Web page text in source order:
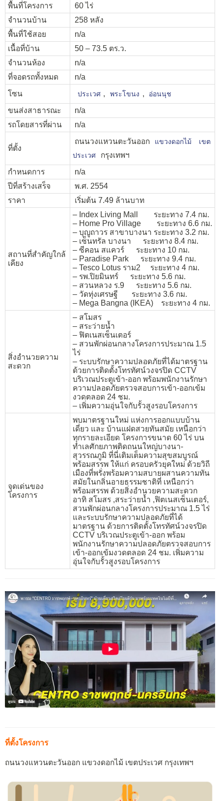
พื้นที่โครงการ
60 ไร่
จำนวนบ้าน
258 หลัง
พื้นที่ใช้สอย
n/a
เนื้อที่บ้าน
50 – 73.5 ตร.ว.
จำนวนห้อง
n/a
ที่จอดรถทั้งหมด
n/a
โซน
ประเวศ , พระโขนง , อ่อนนุช
ขนส่งสาธารณะ
n/a
รถโดยสารที่ผ่าน
n/a
ที่ตั้ง
ถนนวงแหวนตะวันออก แขวงดอกไม้
เขต
ประเวศ
กรุงเทพฯ
กำหนดการ
n/a
ปีที่สร้างเสร็จ
พ.ศ. 2554
ราคา
เริ่มต้น 7.49 ล้านบาท
สถานที่สำคัญใกล้
เคียง
– Index Living Mall ระยะทาง 7.4 กม.
– Home Pro Village ระยะทาง 6.6 กม.
– บุญูถาวร สาขาบางนา ระยะทาง 3.2 กม.
– เซ็นทรัล บางนา ระยะทาง 8.4 กม.
– ซีคอน สแควร์ ระยะทาง 10 กม.
– Paradise Park ระยะทาง 9.4 กม.
– Tesco Lotus ราม2 ระยะทาง 4 กม.
– รพ.ปิยมินทร์ ระยะทาง 5.6 กม.
– สวนหลวง ร.9 ระยะทาง 5.6 กม.
– วัดทุ่งเศรษฐี ระยะทาง 3.6 กม.
– Mega Bangna (IKEA) ระยะทาง 4 กม.
สิ่งอำนวยความ
สะดวก
– สโมสร
– สระว่ายน้ำ
– ฟิตเนสเซ็นเตอร์
– สวนพักผ่อนกลางโครงการประมาณ 1.5
ไร่
– ระบบรักษาความปลอดภัยที่ได้มาตรฐาน
ด้วยการติดตั้งโทรทัศน์วงจรปิด CCTV
บริเวณประตูเข้า-ออก พร้อมพนักงานรักษา
ความปลอดภัยตรวจสอบการเข้า-ออกเข้ม
งวดตลอด 24 ชม.
– เพิ่มความอุ่นใจกับรั้วสูงรอบโครงการ
จุดเด่นของ
โครงการ
พบมาตรฐานใหม่ แห่งการออกแบบบ้าน
เดี่ยว และ บ้านแฝดสวยทันสมัย เหนือกว่า
ทุกรายละเอียด โครงการขนาด 60 ไร่ บน
ทำเลศักยภาพติดถนนใหญ่บางนา-
สุวรรณภูมิ ที่นี่เติมเต็มความสุขสมบูรณ์
พร้อมสรรพ ให้แก่ ครอบครัวยุคใหม่ ด้วยวิถี
เมืองที่พรั่งพร้อมความสบายผสานความทัน
สมัยในกลิ่นอายธรรมชาติที่ เหนือกว่า
พร้อมสรรพ ด้วยสิ่งอำนวยความสะดวก
อาทิ สโมสร ,สระว่ายน้ำ ,ฟิตเนสเซ็นเตอร์,
สวนพักผ่อนกลางโครงการประมาณ 1.5 ไร่
และระบบรักษาความปลอดภัยที่ได้
มาตรฐาน ด้วยการติดตั้งโทรทัศน์วงจรปิด
CCTV บริเวณประตูเข้า-ออก พร้อม
พนักงานรักษาความปลอดภัยตรวจสอบการ
เข้า-ออกเข้มงวดตลอด 24 ชม. เพิ่มความ
อุ่นใจกับรั้วสูงรอบโครงการ
ที่ตั้งโครงการ
ถนนวงแหวนตะวันออก แขวงดอกไม้ เขตประเวศ กรุงเทพฯ